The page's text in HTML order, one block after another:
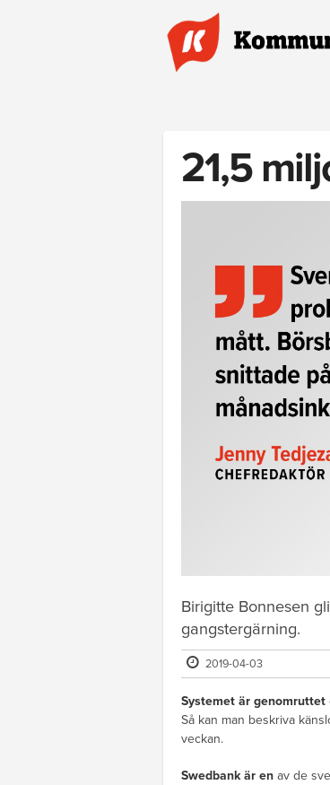
21,5
Birigitte Bonnesen
gangstergärning.
2019-04-03
Systemet är genomruttet
Så kan man beskriva
veckan.
Swedbank är en av de